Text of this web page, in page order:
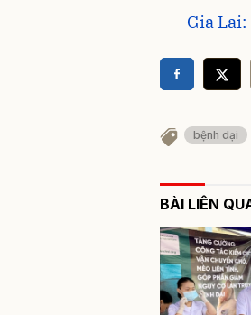
Gia
bệnh dại
BÀI LIÊN